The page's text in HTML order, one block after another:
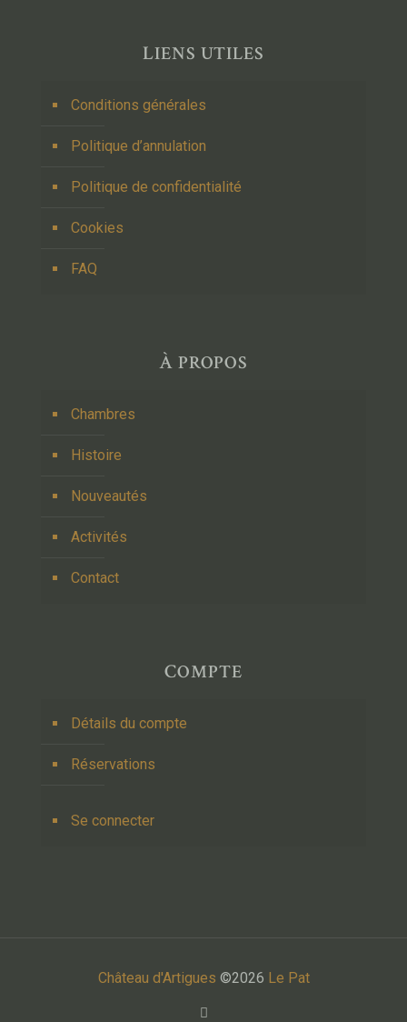
LIENS UTILES
Conditions générales
Politique d’annulation
Politique de confidentialité
Cookies
FAQ
À PROPOS
Chambres
Histoire
Nouveautés
Activités
Contact
COMPTE
Détails du compte
Réservations
Se connecter
Château d'Artigues ©2026 Le Pat